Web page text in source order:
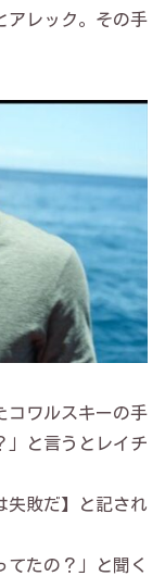
アレック。その手
コワルスキーの手
」と言うとレイチ
失敗だ】と記され
てたの？」と聞く